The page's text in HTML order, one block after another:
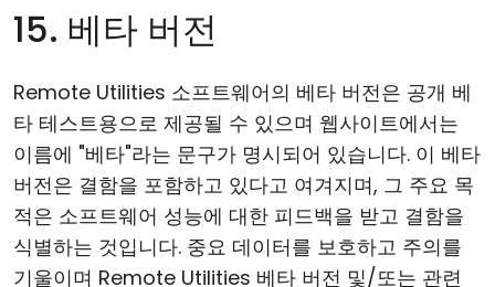
15. 베타 버전
Remote Utilities 소프트웨어의 베타 버전은 공개 베
타 테스트용으로 제공될 수 있으며 웹사이트에서는
이름에 "베타"라는 문구가 명시되어 있습니다. 이 베타
버전은 결함을 포함하고 있다고 여겨지며, 그 주요 목
적은 소프트웨어 성능에 대한 피드백을 받고 결함을
식별하는 것입니다. 중요 데이터를 보호하고 주의를
기울이며 Remote Utilities 베타 버전 및/또는 관련